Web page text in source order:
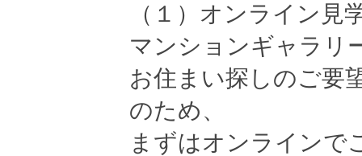
（１）オンライン見
マンションギャラリ
お住まい探しのご要
のため、
まずはオンラインで